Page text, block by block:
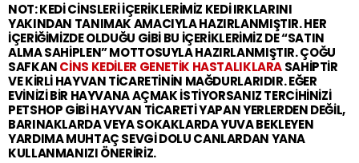
NOT: KEDİ CİNSLERİ İÇERİKLERİMİZ KEDİ IRKLARINI
YAKINDAN TANIMAK AMACIYLA HAZIRLANMIŞTIR. HER
İÇERİĞİMİZDE OLDUĞU GİBİ BU İÇERİKLERİMİZ DE “SATIN
ALMA SAHİPLEN” MOTTOSUYLA HAZIRLANMIŞTIR. ÇOĞU
SAFKANCİNS KEDİLER GENETİK HASTALIKLARASAHİPTİR
VE KİRLİ HAYVAN TİCARETİNİN MAĞDURLARIDIR. EĞER
EVİNİZİ BİR HAYVANA AÇMAK İSTİYORSANIZ TERCİHİNİZİ
PETSHOP GİBİ HAYVAN TİCARETİ YAPAN YERLERDEN DEĞİL,
BARINAKLARDA VEYA SOKAKLARDA YUVA BEKLEYEN
YARDIMA MUHTAÇ SEVGİ DOLU CANLARDAN YANA
KULLANMANIZI ÖNERİRİZ.